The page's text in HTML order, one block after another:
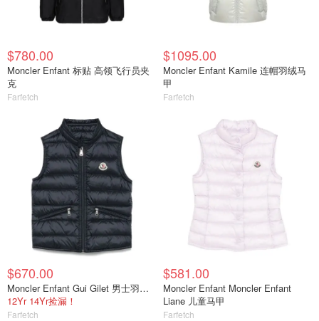
$780.00
Moncler Enfant 标贴 高领飞行员夹
克
Farfetch
$1095.00
Moncler Enfant Kamile 连帽羽绒马
甲
Farfetch
$670.00
Moncler Enfant Gui Gilet 男士羽绒马甲
12Yr 14Yr捡漏！
Farfetch
$581.00
Moncler Enfant Moncler Enfant
Liane 儿童马甲
Farfetch